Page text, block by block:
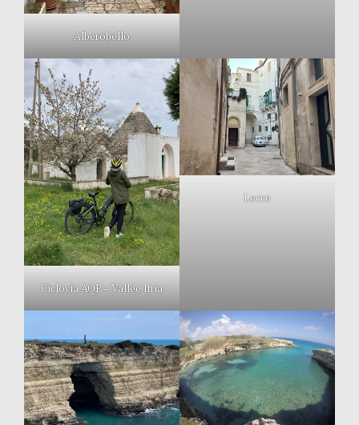
Alberobello
Ciclovia AQP – Vallée Itria
Lecce